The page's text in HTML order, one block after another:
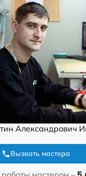
Александрович
Вызвать мастера